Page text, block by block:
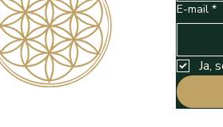
E-mail *
Ja,